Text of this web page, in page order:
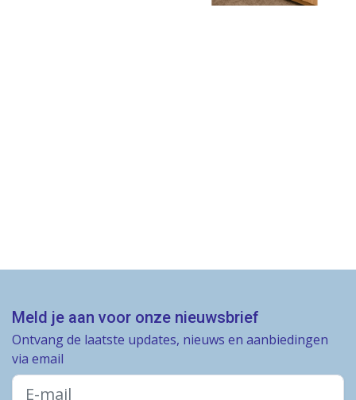
Meld je aan voor onze nieuwsbrief
Ontvang de laatste updates, nieuws en aanbiedingen
via email